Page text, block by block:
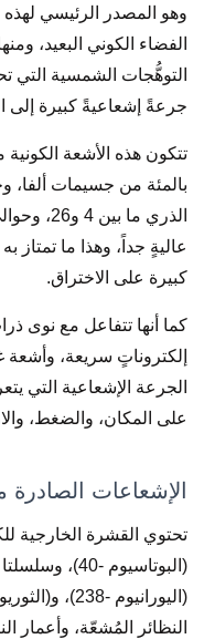
وهو المصدر الرئيسي
الفضاء الكوني البعيد،
جرعةً إشعاعيةً كبيرة إلى
عاليةٍ جداً، وهذا ما تمتاز
كبيرة على الاختراق.
كما أنها تتفاعل مع نوى
إلكتروناتٍ سريعة، وأشعة
الجرعة الإشعاعية التي
على المكان، والضغط،
الإشعاعات الصادرة
تحتوي القشرة الخارجية
(البوتاسيوم -
النظائر المُشعّة، وأعمار